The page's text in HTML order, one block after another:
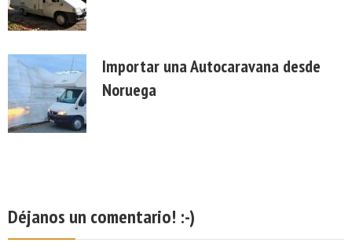
Importar una Autocaravana desde
Noruega
Déjanos un comentario! :-)